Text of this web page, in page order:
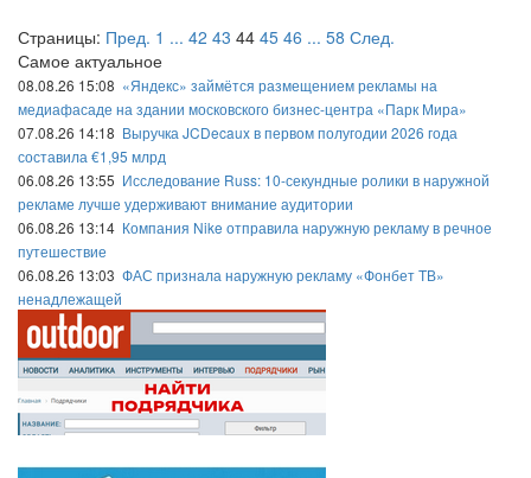
Страницы: Пред. 1 ... 42 43 44 45 46 ... 58 След.
Самое актуальное
08.08.26 15:08 «Яндекс» займётся размещением рекламы на
медиафасаде на здании московского бизнес-центра «Парк Мира»
07.08.26 14:18 Выручка JCDecaux в первом полугодии 2026 года
составила €1,95 млрд
06.08.26 13:55 Исследование Russ: 10-секундные ролики в наружной
рекламе лучше удерживают внимание аудитории
06.08.26 13:14 Компания Nike отправила наружную рекламу в речное
путешествие
06.08.26 13:03 ФАС признала наружную рекламу «Фонбет ТВ»
ненадлежащей